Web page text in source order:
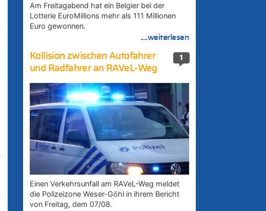
Am Freitagabend hat ein Belgier bei der
Lotterie EuroMillions mehr als 111 Millionen
Euro gewonnen.
....weiterlesen
1
Kollision zwischen Autofahrer
und Radfahrer an RAVeL-Weg
Einen Verkehrsunfall am RAVeL-Weg meldet
die Polizeizone Weser-Göhl in ihrem Bericht
von Freitag, dem 07/08.